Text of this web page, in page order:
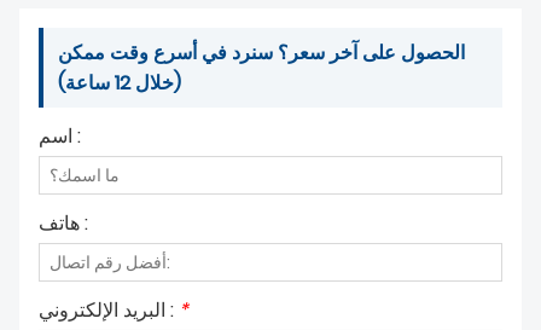
الحصول على آخر سعر؟ سنرد في أسرع وقت ممكن
(خلال 12 ساعة)
اسم :
هاتف :
البريد الإلكتروني : *